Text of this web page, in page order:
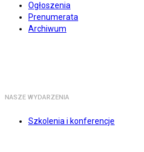
Ogłoszenia
Prenumerata
Archiwum
NASZE WYDARZENIA
Szkolenia i konferencje